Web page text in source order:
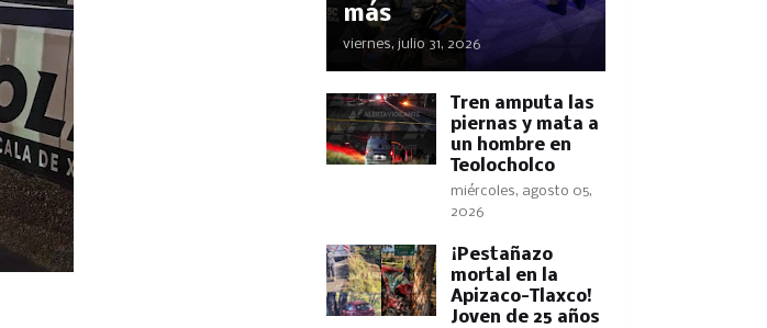
más
viernes, julio 31, 2026
Tren amputa las
piernas y mata a
un hombre en
Teolocholco
miércoles, agosto 05,
2026
¡Pestañazo
mortal en la
Apizaco-Tlaxco!
Joven de 25 años